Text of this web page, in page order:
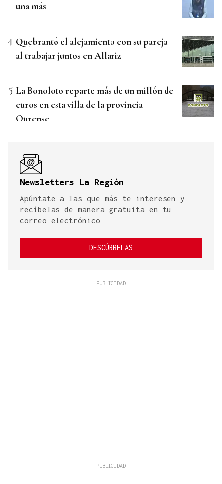
una más
Quebrantó el alejamiento con su pareja
al trabajar juntos en Allariz
La Bonoloto reparte más de un millón de
euros en esta villa de la provincia
Ourense
Newsletters La Región
Apúntate a las que más te interesen y
recíbelas de manera gratuita en tu
correo electrónico
DESCÚBRELAS